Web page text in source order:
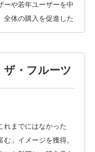
ーや若年ユーザーを中
全体の購入を促進した
・フルーツ
れまでにはなかった
む」イメージを獲得。